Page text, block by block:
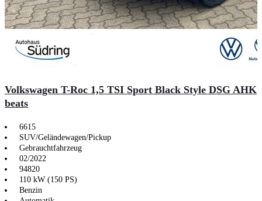
Volkswagen T-Roc 1,5 TSI Sport Black Style DSG AHK
beats
6615
SUV/Geländewagen/Pickup
Gebrauchtfahrzeug
02/2022
94820
110 kW (150 PS)
Benzin